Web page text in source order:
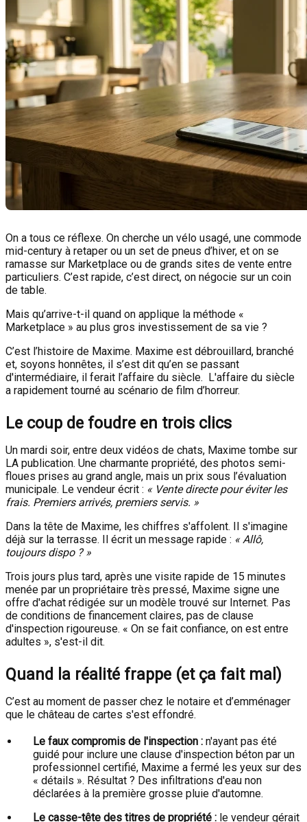
On a tous ce réflexe. On cherche un vélo usagé, une commode
mid-century à retaper ou un set de pneus d’hiver, et on se
ramasse sur Marketplace ou de grands sites de vente entre
particuliers. C’est rapide, c’est direct, on négocie sur un coin
de table.
Mais qu’arrive-t-il quand on applique la méthode «
Marketplace » au plus gros investissement de sa vie ?
C’est l’histoire de Maxime. Maxime est débrouillard, branché
et, soyons honnêtes, il s’est dit qu’en se passant
d'intermédiaire, il ferait l’affaire du siècle. L'affaire du siècle
a rapidement tourné au scénario de film d’horreur.
Le coup de foudre en trois clics
Un mardi soir, entre deux vidéos de chats, Maxime tombe sur
LA publication. Une charmante propriété, des photos semi-
floues prises au grand angle, mais un prix sous l’évaluation
municipale. Le vendeur écrit : « Vente directe pour éviter les
frais. Premiers arrivés, premiers servis. »
Dans la tête de Maxime, les chiffres s'affolent. Il s'imagine
déjà sur la terrasse. Il écrit un message rapide : « Allô,
toujours dispo ? »
Trois jours plus tard, après une visite rapide de 15 minutes
menée par un propriétaire très pressé, Maxime signe une
offre d'achat rédigée sur un modèle trouvé sur Internet. Pas
de conditions de financement claires, pas de clause
d'inspection rigoureuse. « On se fait confiance, on est entre
adultes », s'est-il dit.
Quand la réalité frappe (et ça fait mal)
C’est au moment de passer chez le notaire et d’emménager
que le château de cartes s'est effondré.
Le faux compromis de l'inspection : n'ayant pas été
guidé pour inclure une clause d'inspection béton par un
professionnel certifié, Maxime a fermé les yeux sur des
« détails ». Résultat ? Des infiltrations d'eau non
déclarées à la première grosse pluie d'automne.
Le casse-tête des titres de propriété : le vendeur gérait